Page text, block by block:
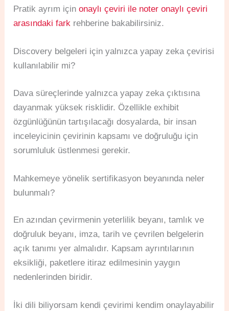
Pratik ayrım içinonaylı çeviri ile noter onaylı çeviri
arasındaki fark rehberine bakabilirsiniz.
Discovery belgeleri için yalnızca yapay zeka çevirisi
kullanılabilir mi?
Dava süreçlerinde yalnızca yapay zeka çıktısına
dayanmak yüksek risklidir. Özellikle exhibit
özgünlüğünün tartışılacağı dosyalarda, bir insan
inceleyicinin çevirinin kapsamı ve doğruluğu için
sorumluluk üstlenmesi gerekir.
Mahkemeye yönelik sertifikasyon beyanında neler
bulunmalı?
En azından çevirmenin yeterlilik beyanı, tamlık ve
doğruluk beyanı, imza, tarih ve çevrilen belgelerin
açık tanımı yer almalıdır. Kapsam ayrıntılarının
eksikliği, paketlere itiraz edilmesinin yaygın
nedenlerinden biridir.
İki dili biliyorsam kendi çevirimi kendim onaylayabilir